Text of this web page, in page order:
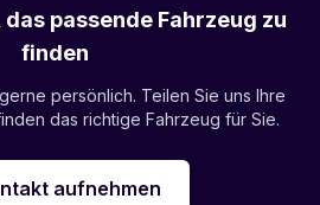
passende Fahrzeug zu
finden
persönlich. Teilen Sie uns Ihre
das richtige Fahrzeug für Sie.
aufnehmen